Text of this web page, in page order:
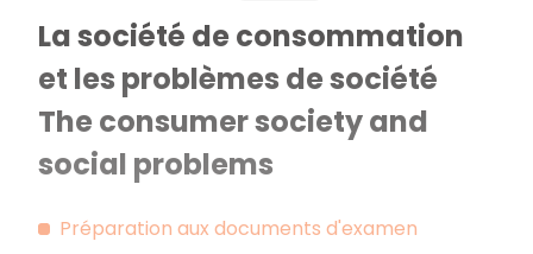
La société de consommation
et les problèmes de société
The consumer society and
social problems
Préparation aux documents d'examen